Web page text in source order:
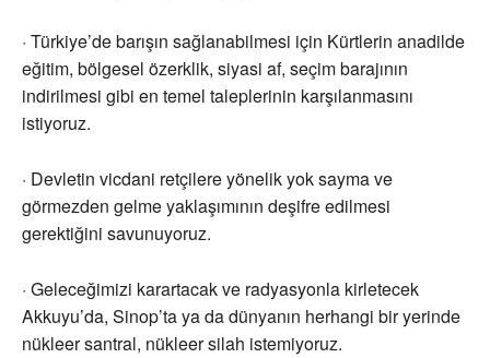
· Türkiye’de barışın sağlanabilmesi için Kürtlerin anadilde
eğitim, bölgesel özerklik, siyasi af, seçim barajının
indirilmesi gibi en temel taleplerinin karşılanmasını
istiyoruz.
· Devletin vicdani retçilere yönelik yok sayma ve
görmezden gelme yaklaşımının deşifre edilmesi
gerektiğini savunuyoruz.
· Geleceğimizi karartacak ve radyasyonla kirletecek
Akkuyu’da, Sinop’ta ya da dünyanın herhangi bir yerinde
nükleer santral, nükleer silah istemiyoruz.